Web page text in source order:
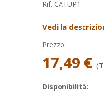
Rif. CATUP1
Vedi la
Prezzo:
17,49 €
Disponibilità: